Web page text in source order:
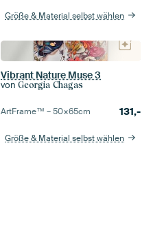
Größe & Material selbst wählen
Vibrant Nature Muse 3
von Georgia Chagas
ArtFrame™ –50×65cm 131,-
Größe & Material selbst wählen